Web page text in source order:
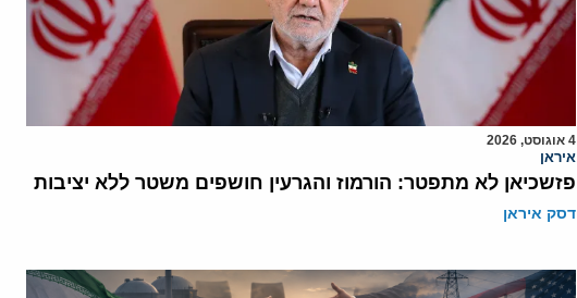
4 אוגוסט, 2026
איראן
פזשכיאן לא מתפטר: הורמוז והגרעין חושפים משטר ללא יציבות
דסק איראן